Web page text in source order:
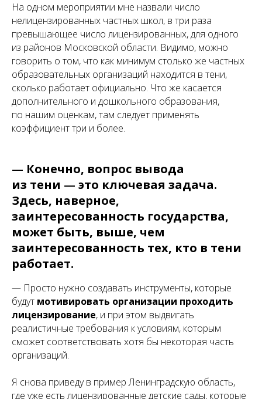
На одном мероприятии мне назвали число
нелицензированных частных школ, в три раза
превышающее число лицензированных, для одного
из районов Московской области. Видимо, можно
говорить о том, что как минимум столько же частных
образовательных организаций находится в тени,
сколько работает официально. Что же касается
дополнительного и дошкольного образования,
по нашим оценкам, там следует применять
коэффициент три и более.
— Конечно, вопрос вывода
из тени — это ключевая задача.
Здесь, наверное,
заинтересованность государства,
может быть, выше, чем
заинтересованность тех, кто в тени
работает.
— Просто нужно создавать инструменты, которые
будут мотивировать организации проходить
лицензирование, и при этом выдвигать
реалистичные требования к условиям, которым
сможет соответствовать хотя бы некоторая часть
организаций.
Я снова приведу в пример Ленинградскую область,
где уже есть лицензированные детские сады, которые